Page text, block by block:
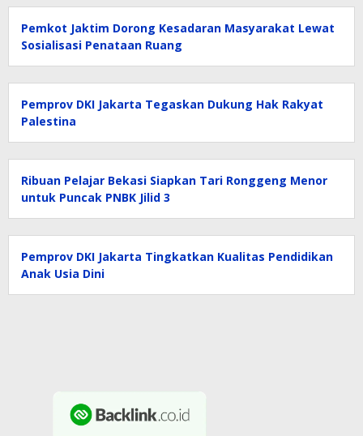
Pemkot Jaktim Dorong Kesadaran Masyarakat Lewat
Sosialisasi Penataan Ruang
Pemprov DKI Jakarta Tegaskan Dukung Hak Rakyat
Palestina
Ribuan Pelajar Bekasi Siapkan Tari Ronggeng Menor
untuk Puncak PNBK Jilid 3
Pemprov DKI Jakarta Tingkatkan Kualitas Pendidikan
Anak Usia Dini